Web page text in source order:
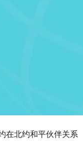
在北约和平伙伴关系